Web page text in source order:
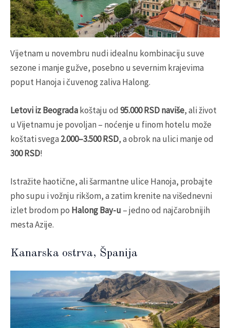
Vijetnam u novembru nudi idealnu kombinaciju suve
sezone i manje gužve, posebno u severnim krajevima
poput Hanoja i čuvenog zaliva Halong.
Letovi iz Beogradakoštaju od 95.000 RSD naviše, ali život
u Vijetnamu je povoljan – noćenje u finom hotelu može
koštati svega 2.000–3.500 RSD, a obrok na ulici manje od
300 RSD!
Istražite haotične, ali šarmantne ulice Hanoja, probajte
pho supu i vožnju rikšom, a zatim krenite na višednevni
izlet brodom po Halong Bay-u – jedno od najčarobnijih
mesta Azije.
Kanarska ostrva, Španija